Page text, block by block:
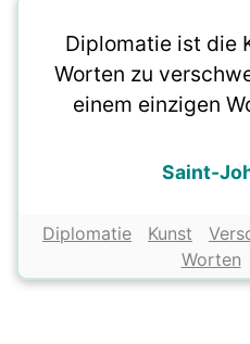
Diplomatie ist die
Worten zu
einem einzigen
Saint-
Diplomatie Kunst
Worten